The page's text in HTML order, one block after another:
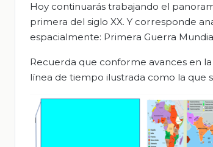
Hoy continuarás trabajando el
primera del siglo XX. Y corresponde
espacialmente: Primera Guerra
Recuerda que conforme avances en
línea de tiempo ilustrada como la que